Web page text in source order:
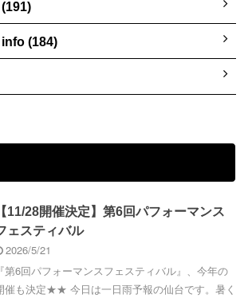
(184)
【11/28開催決定】第6回パフォーマンス
ェスティバル
2026/5/21
『第6回パフォーマンスフェスティバル』、今年の
催も決定★★ 今日は一日雨予報の仙台です。暑く